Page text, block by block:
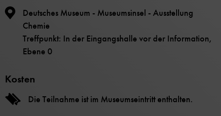
Deutsches Museum - Museumsinsel - Ausstellung
Chemie
Treffpunkt: In der Eingangshalle vor der Information,
Ebene 0
Kosten
Die Teilnahme ist im Museumseintritt enthalten.